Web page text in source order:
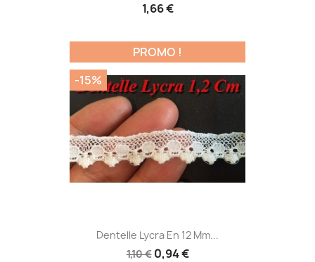
1,66 €
Dentelle Lycra En 12 Mm...
1,10 € 0,94 €
PROMO !
-15%